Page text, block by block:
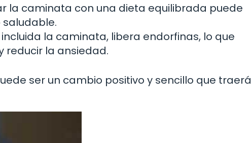
la caminata con una dieta equilibrada puede
la caminata, libera endorfinas, lo que
reducir la ansiedad.
ser un cambio positivo y sencillo que traerá